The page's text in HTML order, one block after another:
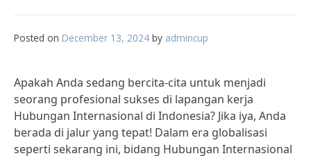
Posted on December 13, 2024 by admincup
Apakah Anda sedang bercita-cita untuk menjadi
seorang profesional sukses di lapangan kerja
Hubungan Internasional di Indonesia? Jika iya, Anda
berada di jalur yang tepat! Dalam era globalisasi
seperti sekarang ini, bidang Hubungan Internasional